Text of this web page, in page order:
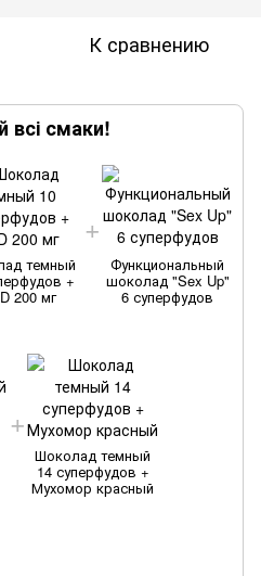
К сравнению
всі смаки!
темный
+
200 мг
Функциональный
шоколад "Sex Up"
6 суперфудов
Шоколад темный
14 суперфудов +
Мухомор красный